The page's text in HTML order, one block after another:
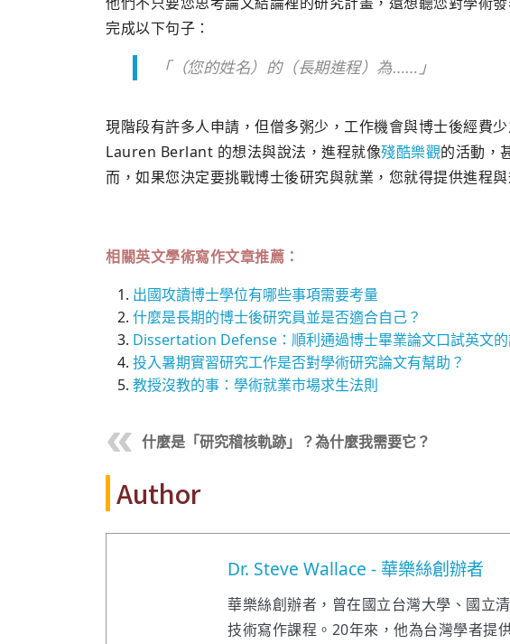
完成以下句子：
「（您的姓名）的（長期進程）為……」
現階段有許多人申請，但僧多粥少，工作機會與博士後經費
Lauren Berlant 的想法與說法，進程就像殘酷樂觀的活動，
而，如果您決定要挑戰博士後研究與就業，您就得提供進程與
相關英文學術寫作文章推薦：
出國攻讀博士學位有哪些事項需要考量
什麼是長期的博士後研究員並是否適合自己？
Dissertation Defense：順利通過博士畢業論文口試英文
投入暑期實習研究工作是否對學術研究論文有幫助？
教授沒教的事：學術就業市場求生法則
什麼是「研究稽核軌跡」？為什麼我需要它？
Author
Dr. Steve Wallace - 華樂絲創辦者
華樂絲創辦者，曾在國立台灣大學、國立
技術寫作課程。20年來，他為台灣學者提